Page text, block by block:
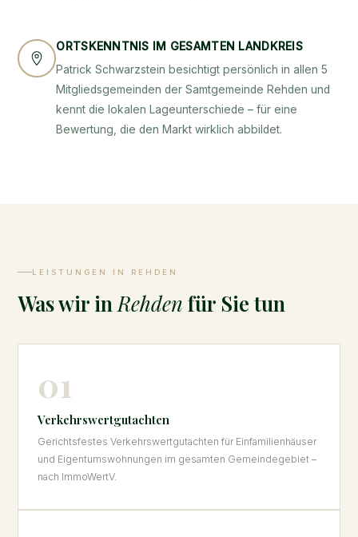
ORTSKENNTNIS IM GESAMTEN LANDKREIS
Patrick Schwarzstein besichtigt persönlich in allen 5
Mitgliedsgemeinden der Samtgemeinde Rehden und
kennt die lokalen Lageunterschiede – für eine
Bewertung, die den Markt wirklich abbildet.
LEISTUNGEN IN REHDEN
Was wir in Rehden für Sie tun
01
Verkehrswertgutachten
Gerichtsfestes Verkehrswertgutachten für Einfamilienhäuser
und Eigentumswohnungen im gesamten Gemeindegebiet –
nach ImmoWertV.